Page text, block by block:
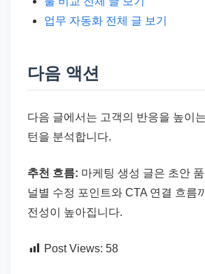
업무 자동화 전체 글 보기
다음 액션
다음 글에서는 고객의 반응을 높이
턴을 분석합니다.
추천 흐름: 마케팅 생성 글은 초안
널별 수정 포인트와 CTA 연결 흐름
전성이 높아집니다.
Post Views: 58